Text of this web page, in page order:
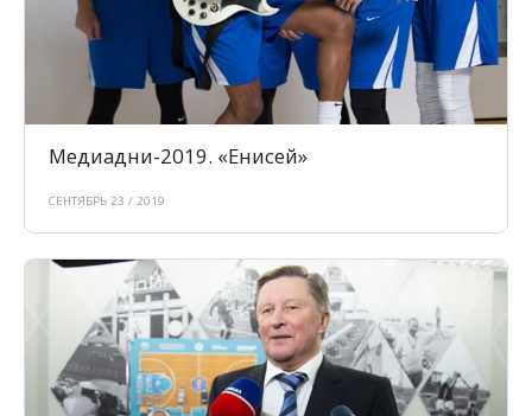
Медиадни-2019. «Енисей»
СЕНТЯБРЬ 23 / 2019